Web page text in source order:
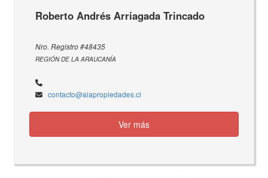
Roberto Andrés Arriagada Trincado
Nro. Registro #48435
REGIÓN DE LA ARAUCANÍA
contacto@aiapropiedades.cl
Ver más